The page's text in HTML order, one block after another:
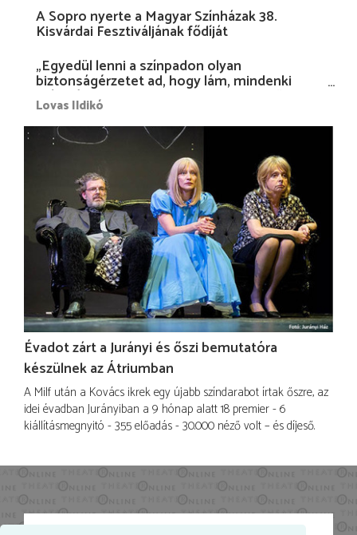
A Sopro nyerte a Magyar Színházak 38.
Kisvárdai Fesztiváljának fődíját
„Egyedül lenni a színpadon olyan
biztonságérzetet ad, hogy lám, mindenki
más nélkül is megvagyok magammal…”
Lovas Ildikó
Évadot zárt a Jurányi és őszi bemutatóra
készülnek az Átriumban
A Milf után a Kovács ikrek egy újabb színdarabot írtak őszre, az
idei évadban Jurányiban a 9 hónap alatt 18 premier - 6
kiállításmegnyitó - 355 előadás - 30.000 néző volt – és díjeső.